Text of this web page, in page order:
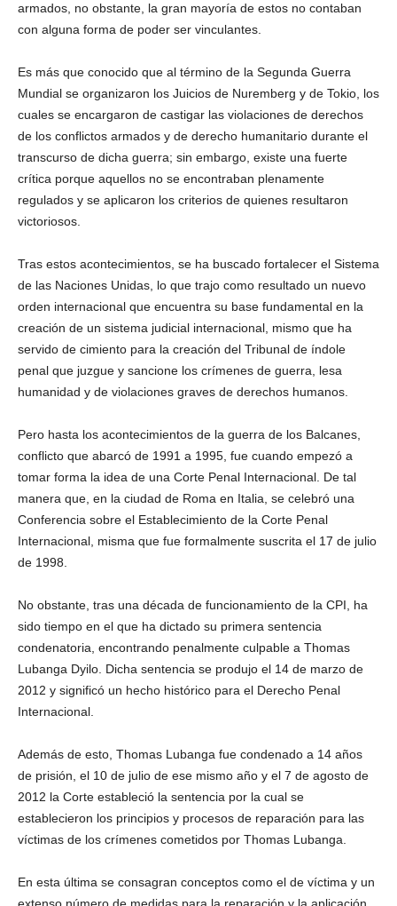
armados, no obstante, la gran mayoría de estos no contaban
con alguna forma de poder ser vinculantes.
Es más que conocido que al término de la Segunda Guerra
Mundial se organizaron los Juicios de Nuremberg y de Tokio, los
cuales se encargaron de castigar las violaciones de derechos
de los conflictos armados y de derecho humanitario durante el
transcurso de dicha guerra; sin embargo, existe una fuerte
crítica porque aquellos no se encontraban plenamente
regulados y se aplicaron los criterios de quienes resultaron
victoriosos.
Tras estos acontecimientos, se ha buscado fortalecer el Sistema
de las Naciones Unidas, lo que trajo como resultado un nuevo
orden internacional que encuentra su base fundamental en la
creación de un sistema judicial internacional, mismo que ha
servido de cimiento para la creación del Tribunal de índole
penal que juzgue y sancione los crímenes de guerra, lesa
humanidad y de violaciones graves de derechos humanos.
Pero hasta los acontecimientos de la guerra de los Balcanes,
conflicto que abarcó de 1991 a 1995, fue cuando empezó a
tomar forma la idea de una Corte Penal Internacional. De tal
manera que, en la ciudad de Roma en Italia, se celebró una
Conferencia sobre el Establecimiento de la Corte Penal
Internacional, misma que fue formalmente suscrita el 17 de julio
de 1998.
No obstante, tras una década de funcionamiento de la CPI, ha
sido tiempo en el que ha dictado su primera sentencia
condenatoria, encontrando penalmente culpable a Thomas
Lubanga Dyilo. Dicha sentencia se produjo el 14 de marzo de
2012 y significó un hecho histórico para el Derecho Penal
Internacional.
Además de esto, Thomas Lubanga fue condenado a 14 años
de prisión, el 10 de julio de ese mismo año y el 7 de agosto de
2012 la Corte estableció la sentencia por la cual se
establecieron los principios y procesos de reparación para las
víctimas de los crímenes cometidos por Thomas Lubanga.
En esta última se consagran conceptos como el de víctima y un